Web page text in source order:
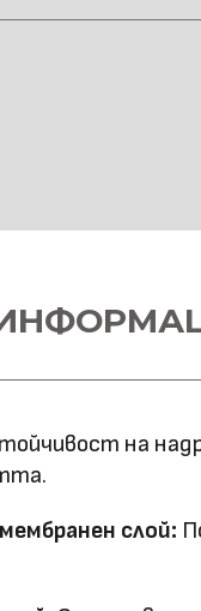
Фрезовано снаждане /
WPC+PETG
Дебелина: 5/8
Матова PETG
на
слой: